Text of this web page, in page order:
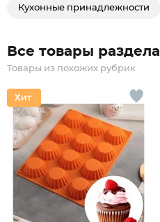
Кухонные принадлежности
Все товары раздела
Товары из похожих рубрик